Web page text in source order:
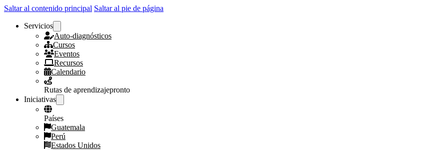
Saltar al contenido principal Saltar al pie de página
Servicios
Auto-diagnósticos
Cursos
Eventos
Recursos
Calendario
Rutas de aprendizajepronto
Iniciativas
Países
Guatemala
Perú
Estados Unidos